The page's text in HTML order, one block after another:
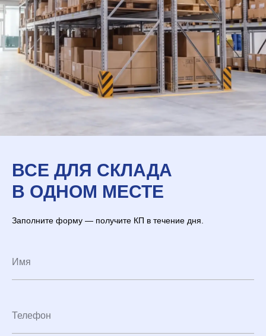
ВСЕ ДЛЯ СКЛАДА
В ОДНОМ МЕСТЕ
Заполните форму — получите КП в течение дня.